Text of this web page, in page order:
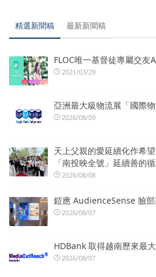
精選新聞稿 最新新聞稿
FLOC唯一基督徒專屬交友
2021/03/29
亞洲最大級物流展「國際
2026/08/09
天上父親的愛延續化作希
「南投映全號」延續善的
2026/08/08
鎧應 AudienceSense 臉
2026/08/07
HDBank 取得越南歷來最
2026/08/07